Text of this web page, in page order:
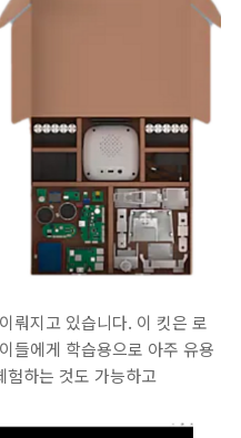
뤄지고 있습니다. 이 킷은 로
들에게 학습용으로 아주 유용
험하는 것도 가능하고